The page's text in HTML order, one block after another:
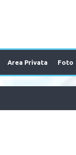
Area Privata Foto